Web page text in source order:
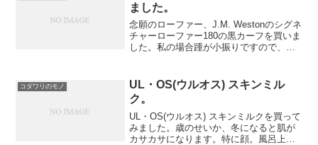
ました。
念願のローファー、J.M. Westonのシグネ
チャーローファー180の黒カーフを買いま
した。私の場合踵が小振りですので、よ
ツならばなんとかなるのですが、ローフ
ァーは足...
コダワリのモノ
UL・OS(ウルオス) スキンミル
ク。
UL・OS(ウルオス) スキンミルクを買って
みました。歳のせいか、冬になると肌が
カサカサになります。特に顔。風呂上り